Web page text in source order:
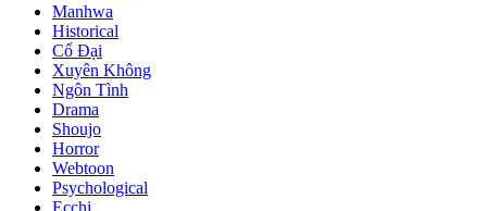
Manhwa
Historical
Cổ Đại
Xuyên Không
Ngôn Tình
Drama
Shoujo
Horror
Webtoon
Psychological
Ecchi